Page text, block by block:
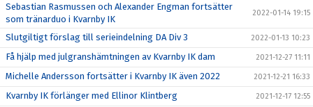
Sebastian Rasmussen och Alexander Engman fortsätter
som tränarduo i Kvarnby IK
2022-01-14 19:15
Slutgiltigt förslag till serieindelning DA Div 3 2022-01-13 10:23
Få hjälp med julgranshämtningen av Kvarnby IK dam 2021-12-27 11:11
Michelle Andersson fortsätter i Kvarnby IK även 2022 2021-12-21 16:33
Kvarnby IK förlänger med Ellinor Klintberg 2021-12-17 12:55